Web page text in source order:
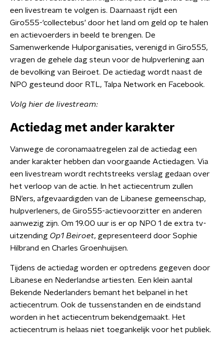
een livestream te volgen is. Daarnaast rijdt een
Giro555-‘collectebus’ door het land om geld op te halen
en actievoerders in beeld te brengen. De
Samenwerkende Hulporganisaties, verenigd in Giro555,
vragen de gehele dag steun voor de hulpverlening aan
de bevolking van Beiroet. De actiedag wordt naast de
NPO gesteund door RTL, Talpa Network en Facebook.
Volg hier de livestream:
Actiedag met ander karakter
Vanwege de coronamaatregelen zal de actiedag een
ander karakter hebben dan voorgaande Actiedagen. Via
een livestream wordt rechtstreeks verslag gedaan over
het verloop van de actie. In het actiecentrum zullen
BN’ers, afgevaardigden van de Libanese gemeenschap,
hulpverleners, de Giro555-actievoorzitter en anderen
aanwezig zijn. Om 19.00 uur is er op NPO 1 de extra tv-
uitzending Op1 Beiroet, gepresenteerd door Sophie
Hilbrand en Charles Groenhuijsen.
Tijdens de actiedag worden er optredens gegeven door
Libanese en Nederlandse artiesten. Een klein aantal
Bekende Nederlanders bemant het belpanel in het
actiecentrum. Ook de tussenstanden en de eindstand
worden in het actiecentrum bekendgemaakt. Het
actiecentrum is helaas niet toegankelijk voor het publiek.